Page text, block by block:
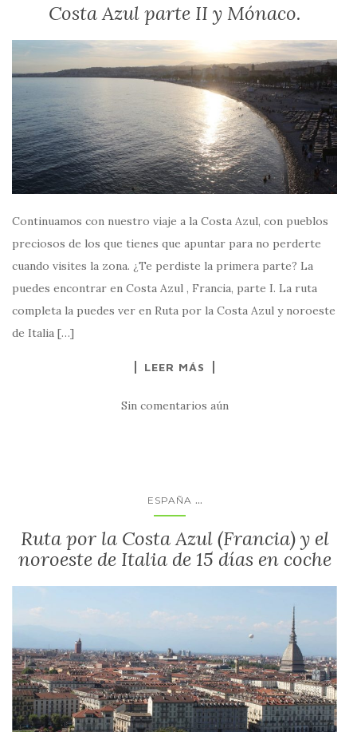
Costa Azul parte II y Mónaco.
Continuamos con nuestro viaje a la Costa Azul, con pueblos
preciosos de los que tienes que apuntar para no perderte
cuando visites la zona. ¿Te perdiste la primera parte? La
puedes encontrar en Costa Azul , Francia, parte I. La ruta
completa la puedes ver en Ruta por la Costa Azul y noroeste
de Italia […]
LEER MÁS
Sin comentarios aún
ESPAÑA ...
Ruta por la Costa Azul (Francia) y el
noroeste de Italia de 15 días en coche